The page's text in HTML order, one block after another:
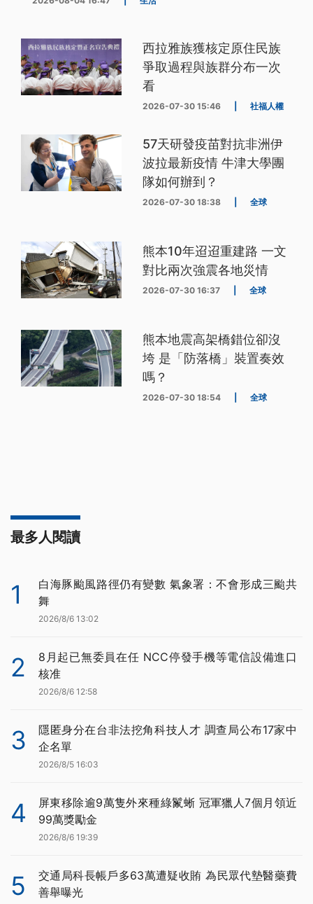
西拉雅族獲核定原住民族
爭取過程與族群分布一次
看
2026-07-30 15:46 社福人權
57天研發疫苗對抗非洲伊
波拉最新疫情 牛津大學團
隊如何辦到？
2026-07-30 18:38 全球
熊本10年迢迢重建路 一文
對比兩次強震各地災情
2026-07-30 16:37 全球
熊本地震高架橋錯位卻沒
垮 是「防落橋」裝置奏效
嗎？
2026-07-30 18:54 全球
最多人閱讀
1
白海豚颱風路徑仍有變數 氣象署：不會形成三颱共
舞
2026/8/6 13:02
2
8月起已無委員在任 NCC停發手機等電信設備進口
核准
2026/8/6 12:58
3
隱匿身分在台非法挖角科技人才 調查局公布17家中
企名單
2026/8/5 16:03
4
屏東移除逾9萬隻外來種綠鬣蜥 冠軍獵人7個月領近
99萬獎勵金
2026/8/6 19:39
5
交通局科長帳戶多63萬遭疑收賄 為民眾代墊醫藥費
善舉曝光